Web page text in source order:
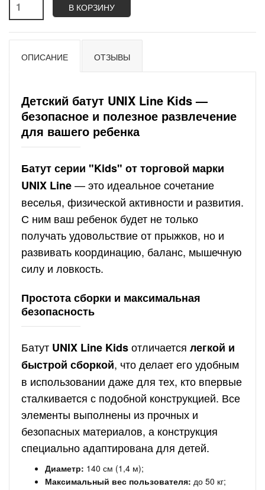
В КОРЗИНУ
ОПИСАНИЕ ОТЗЫВЫ
Детский батут UNIX Line Kids —
безопасное и полезное развлечение
для вашего ребенка
Батут серии "Kids" от торговой марки
UNIX Line— это идеальное сочетание
веселья, физической активности и развития.
С ним ваш ребенок будет не только
получать удовольствие от прыжков, но и
развивать координацию, баланс, мышечную
силу и ловкость.
Простота сборки и максимальная
безопасность
Батут UNIX Line Kidsотличается легкой и
быстрой сборкой, что делает его удобным
в использовании даже для тех, кто впервые
сталкивается с подобной конструкцией. Все
элементы выполнены из прочных и
безопасных материалов, а конструкция
специально адаптирована для детей.
Диаметр: 140 см (1,4 м);
Максимальный вес пользователя: до 50 кг;